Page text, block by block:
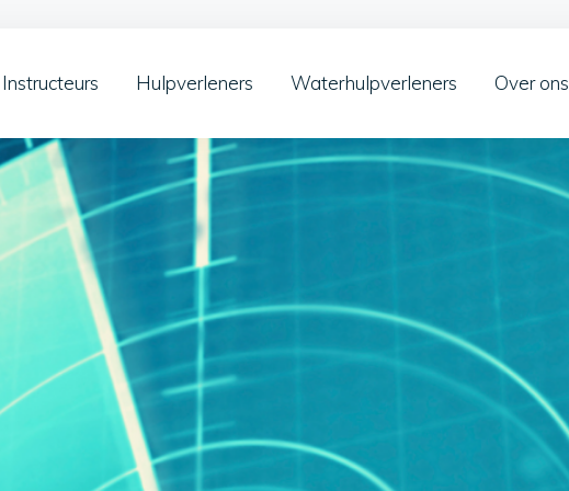
Instructeurs Hulpverleners Waterhulpverleners Over ons